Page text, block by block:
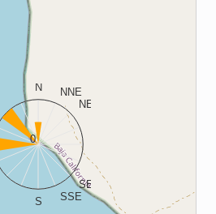
N
NNE
NE
ESE
SE
SSE
S
0